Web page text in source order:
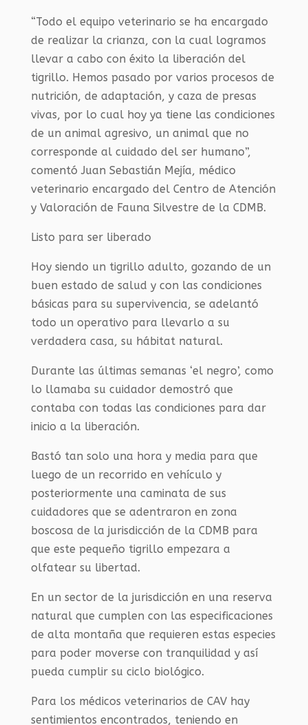
“Todo el equipo veterinario se ha encargado
de realizar la crianza, con la cual logramos
llevar a cabo con éxito la liberación del
tigrillo. Hemos pasado por varios procesos de
nutrición, de adaptación, y caza de presas
vivas, por lo cual hoy ya tiene las condiciones
de un animal agresivo, un animal que no
corresponde al cuidado del ser humano”,
comentó Juan Sebastián Mejía, médico
veterinario encargado del Centro de Atención
y Valoración de Fauna Silvestre de la CDMB.
Listo para ser liberado
Hoy siendo un tigrillo adulto, gozando de un
buen estado de salud y con las condiciones
básicas para su supervivencia, se adelantó
todo un operativo para llevarlo a su
verdadera casa, su hábitat natural.
Durante las últimas semanas ‘el negro’, como
lo llamaba su cuidador demostró que
contaba con todas las condiciones para dar
inicio a la liberación.
Bastó tan solo una hora y media para que
luego de un recorrido en vehículo y
posteriormente una caminata de sus
cuidadores que se adentraron en zona
boscosa de la jurisdicción de la CDMB para
que este pequeño tigrillo empezara a
olfatear su libertad.
En un sector de la jurisdicción en una reserva
natural que cumplen con las especificaciones
de alta montaña que requieren estas especies
para poder moverse con tranquilidad y así
pueda cumplir su ciclo biológico.
Para los médicos veterinarios de CAV hay
sentimientos encontrados, teniendo en